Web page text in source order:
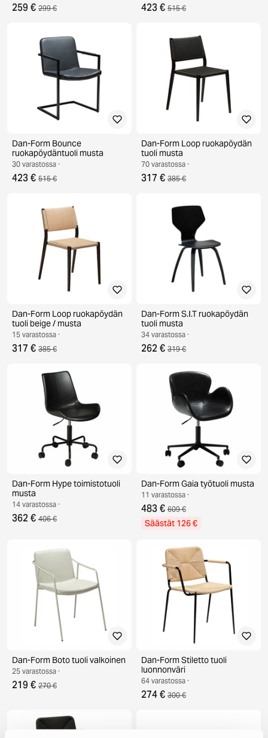
259 € 299 € 423 € 515 €
Dan-Form Bounce
ruokapöydäntuoli musta
30 varastossa ·
423 € 515 €
Dan-Form Loop ruokapöydän
tuoli musta
70 varastossa ·
317 € 385 €
Dan-Form Loop ruokapöydän
tuoli beige / musta
15 varastossa ·
317 € 385 €
Dan-Form S.I.T ruokapöydän
tuoli musta
34 varastossa ·
262 € 319 €
Dan-Form Hype toimistotuoli
musta
14 varastossa ·
362 € 406 €
Dan-Form Gaia työtuoli musta
11 varastossa ·
483 € 609 €
Säästät 126 €
Dan-Form Boto tuoli valkoinen
25 varastossa ·
219 € 270 €
Dan-Form Stiletto tuoli
luonnonväri
64 varastossa ·
274 € 300 €